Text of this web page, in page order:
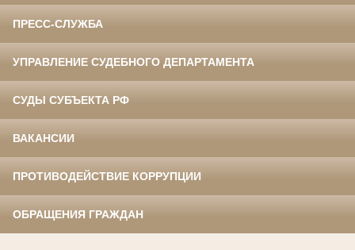
ПРЕСС-СЛУЖБА
УПРАВЛЕНИЕ СУДЕБНОГО ДЕПАРТАМЕНТА
СУДЫ СУБЪЕКТА РФ
ВАКАНСИИ
ПРОТИВОДЕЙСТВИЕ КОРРУПЦИИ
ОБРАЩЕНИЯ ГРАЖДАН